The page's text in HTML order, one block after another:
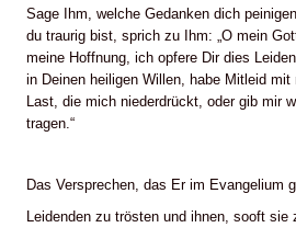
Sage Ihm, welche Gedanken dich
du traurig bist, sprich zu Ihm: „O mein
meine Hoffnung, ich opfere Dir dies
in Deinen heiligen Willen, habe Mitleid
Last, die mich niederdrückt, oder gib mir
tragen.“
Das Versprechen, das Er im Evangelium
Leidenden zu trösten und ihnen, sooft sie